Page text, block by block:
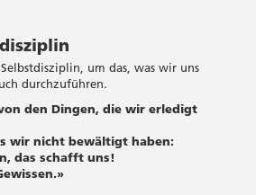
um das, was wir uns
durchzuführen.
den Dingen, die wir erledigt
wir nicht bewältigt haben:
das schafft uns!